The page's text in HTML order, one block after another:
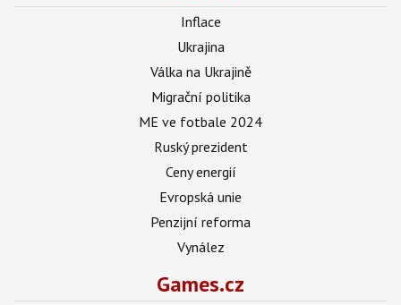
Inflace
Ukrajina
Válka na Ukrajině
Migrační politika
ME ve fotbale 2024
Ruský prezident
Ceny energií
Evropská unie
Penzijní reforma
Vynález
Games.cz